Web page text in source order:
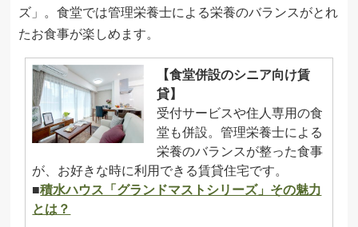
ズ」。食堂では管理栄養士による栄養のバランスがとれ
たお食事が楽しめます。
【食堂併設のシニア向け賃
貸】
受付サービスや住人専用の食
堂も併設。管理栄養士による
栄養のバランスが整った食事
が、お好きな時に利用できる賃貸住宅です。
■積水ハウス「グランドマストシリーズ」その魅力
とは？